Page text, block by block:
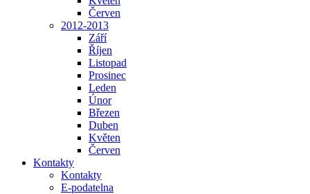
Červen
2012-2013
Září
Říjen
Listopad
Prosinec
Leden
Únor
Březen
Duben
Květen
Červen
Kontakty
Kontakty
E-podatelna